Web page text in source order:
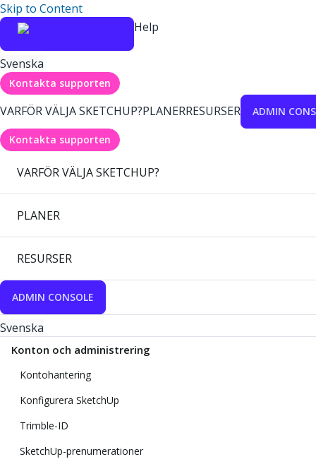
Skip to Content
Help
Svenska
Kontakta supporten
VARFÖR VÄLJA SKETCHUP?PLANERRESURSER ADMIN
Kontakta supporten
VARFÖR VÄLJA SKETCHUP?
PLANER
RESURSER
ADMIN CONSOLE
Svenska
Konton och administrering
Kontohantering
Konfigurera SketchUp
Trimble-ID
SketchUp-prenumerationer